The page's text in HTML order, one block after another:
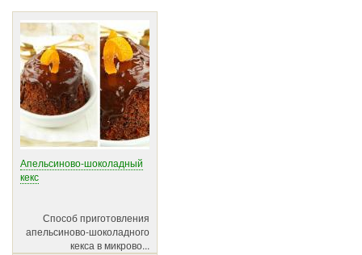
Апельсиново-шоколадный
кекс
Способ приготовления
апельсиново-шоколадного
кекса в микрово...